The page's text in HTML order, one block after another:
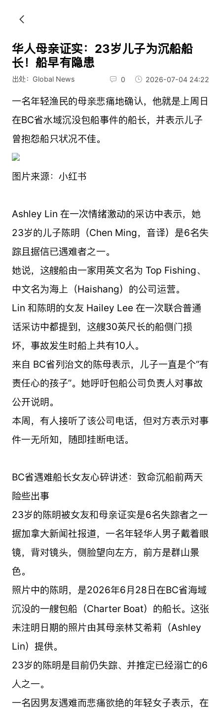
华人母亲证实：23岁儿子为沉船船
长！船早有隐患
出处：Global News 0 2026-07-04 24:22
一名年轻渔民的母亲悲痛地确认，他就是上周日
在BC省水域沉没包船事件的船长，并表示儿子
曾抱怨船只状况不佳。
图片来源：小红书
Ashley Lin 在一次情绪激动的采访中表示，她
23岁的儿子陈明（Chen Ming，音译）是6名失
踪且据信已遇难者之一。
她说，这艘船由一家用英文名为 Top Fishing、
中文名为海上（Haishang）的公司运营。
Lin 和陈明的女友 Hailey Lee 在一次联合普通
话采访中都提到，这艘30英尺长的船侧门损
坏，事故发生时船上共有10人。
来自 BC省列治文的陈母表示，儿子一直是个“有
责任心的孩子”。她呼吁包船公司负责人对事故
公开说明。
本周，有人接听了该公司电话，但对方表示对事
件一无所知，随即挂断电话。
BC省遇难船长女友心碎讲述：致命沉船前两天
险些出事
23岁的陈明被女友和母亲证实是6名失踪者之一
据加拿大新闻社报道，一名年轻华人男子戴着眼
镜，背对镜头，侧脸望向左方，前方是群山景
色。
照片中的陈明，是2026年6月28日在BC省海域
沉没的一艘包船（Charter Boat）的船长。这张
未注明日期的照片由其母亲林艾希莉（Ashley
Lin）提供。
23岁的陈明是目前仍失踪、并推定已经溺亡的6
人之一。
一名因男友遇难而悲痛欲绝的年轻女子表示，在